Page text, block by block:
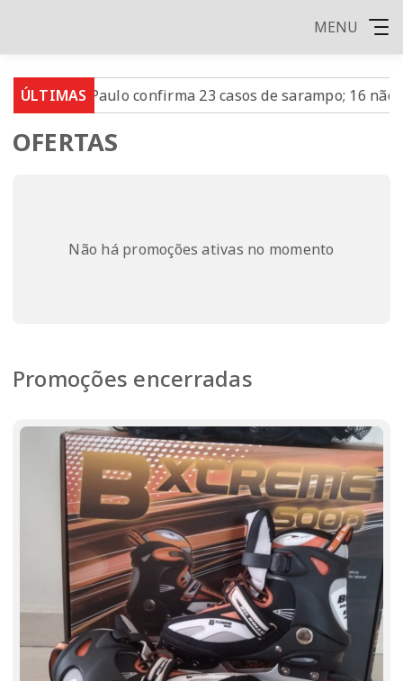
MENU
ÚLTIMAS
de São Paulo confirma 23 casos de sarampo; 16 não se
OFERTAS
Não há promoções ativas no momento
Promoções encerradas